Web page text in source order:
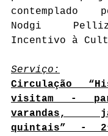
contemplado
Nodgi
Incentivo à
Serviço:
Circulação
visitam -
varandas,
quintais” -